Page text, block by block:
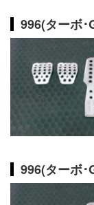
996(ターボ
996(ターボ